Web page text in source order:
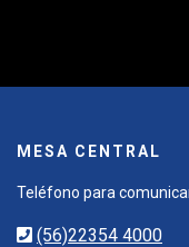
MESA CENTRAL
Teléfono para
(56)22354 4000